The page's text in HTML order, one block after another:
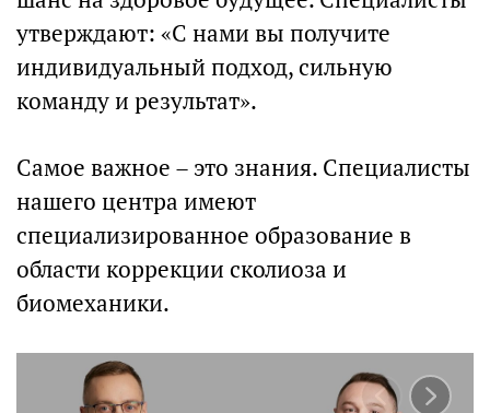
утверждают: «С нами вы получите
индивидуальный подход, сильную
команду и результат».
Самое важное – это знания. Специалисты
нашего центра имеют
специализированное образование в
области коррекции сколиоза и
биомеханики.